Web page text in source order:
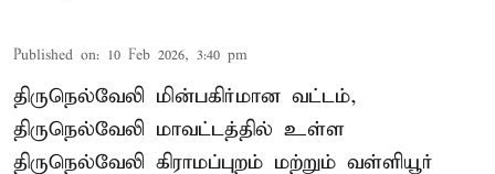
Published on: 10 Feb 2026, 3:40 pm
திருநெல்வேலி மின்பகிர்மான வட்டம்,
திருநெல்வேலி மாவட்டத்தில் உள்ள
திருநெல்வேலி கிராமப்புறம் மற்றும் வள்ளியூர்